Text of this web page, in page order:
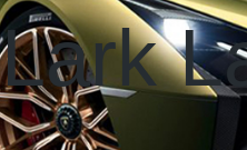
Lark